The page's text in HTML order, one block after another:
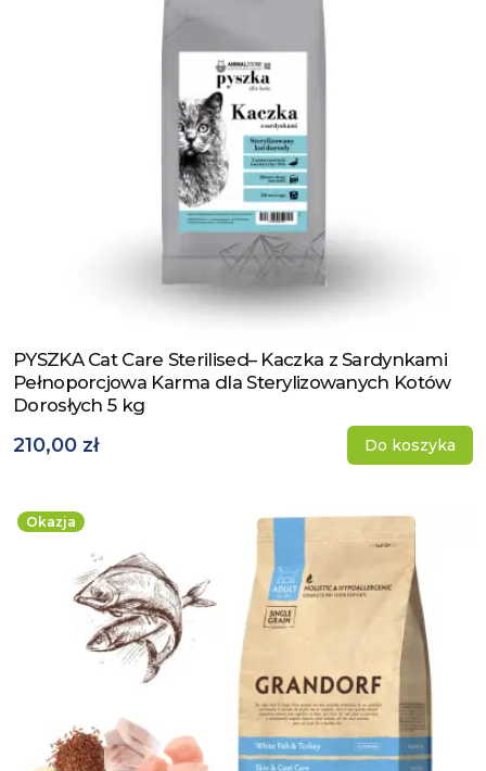
Zobacz produkt
PYSZKA Cat Care Sterilised– Kaczka z Sardynkami
Pełnoporcjowa Karma dla Sterylizowanych Kotów
Dorosłych 5 kg
210,00 zł Do koszyka
Okazja